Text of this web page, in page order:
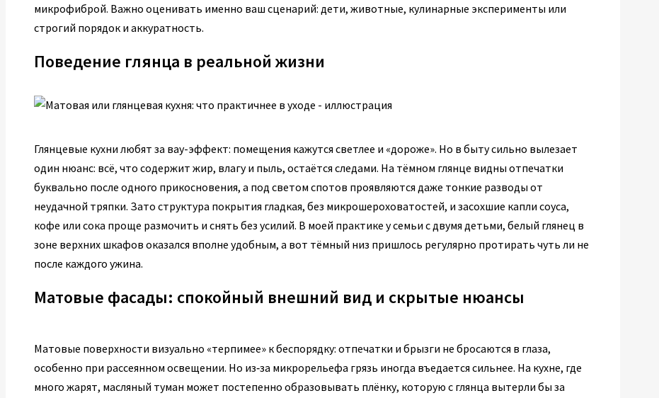
микрофиброй. Важно оценивать именно ваш сценарий: дети, животные, кулинарные эксперименты или
строгий порядок и аккуратность.
Поведение глянца в реальной жизни
Глянцевые кухни любят за вау-эффект: помещения кажутся светлее и «дороже». Но в быту сильно вылезает
один нюанс: всё, что содержит жир, влагу и пыль, остаётся следами. На тёмном глянце видны отпечатки
буквально после одного прикосновения, а под светом спотов проявляются даже тонкие разводы от
неудачной тряпки. Зато структура покрытия гладкая, без микрошероховатостей, и засохшие капли соуса,
кофе или сока проще размочить и снять без усилий. В моей практике у семьи с двумя детьми, белый глянец в
зоне верхних шкафов оказался вполне удобным, а вот тёмный низ пришлось регулярно протирать чуть ли не
после каждого ужина.
Матовые фасады: спокойный внешний вид и скрытые нюансы
Матовые поверхности визуально «терпимее» к беспорядку: отпечатки и брызги не бросаются в глаза,
особенно при рассеянном освещении. Но из‑за микрорельефа грязь иногда въедается сильнее. На кухне, где
много жарят, масляный туман может постепенно образовывать плёнку, которую с глянца вытерли бы за